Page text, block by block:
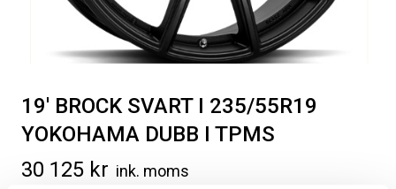
SVARTA RAM EMBLEM I
Artikelnr:RA0109
RAMBOX KIT
19′ BROCK SVART I 235/55R19
YOKOHAMA DUBB I TPMS
30 125 kr ink. moms